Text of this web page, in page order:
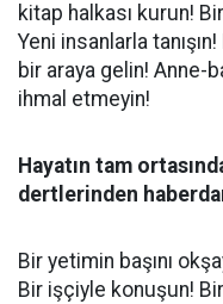
kitap halkası kurun!
Yeni insanlarla
bir araya gelin! Anne-
ihmal etmeyin!
Hayatın tam
dertlerinden
Bir yetimin başını
Bir işçiyle konuşun!